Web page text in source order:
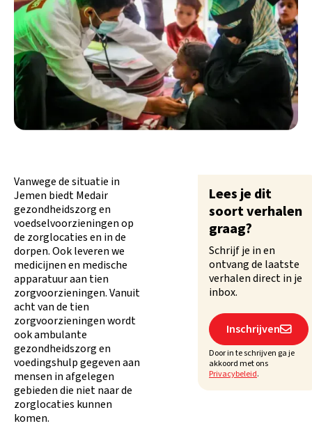
Vanwege de situatie in
Jemen biedt Medair
gezondheidszorg en
voedselvoorzieningen op
de zorglocaties en in de
dorpen. Ook leveren we
medicijnen en medische
apparatuur aan tien
zorgvoorzieningen. Vanuit
acht van de tien
zorgvoorzieningen wordt
ook ambulante
gezondheidszorg en
voedingshulp gegeven aan
mensen in afgelegen
gebieden die niet naar de
zorglocaties kunnen
komen.
Lees je dit
soort verhalen
graag?
Schrijf je in en
ontvang de laatste
verhalen direct in je
inbox.
Inschrijven
Door in te schrijven ga je
akkoord met ons
Privacybeleid.